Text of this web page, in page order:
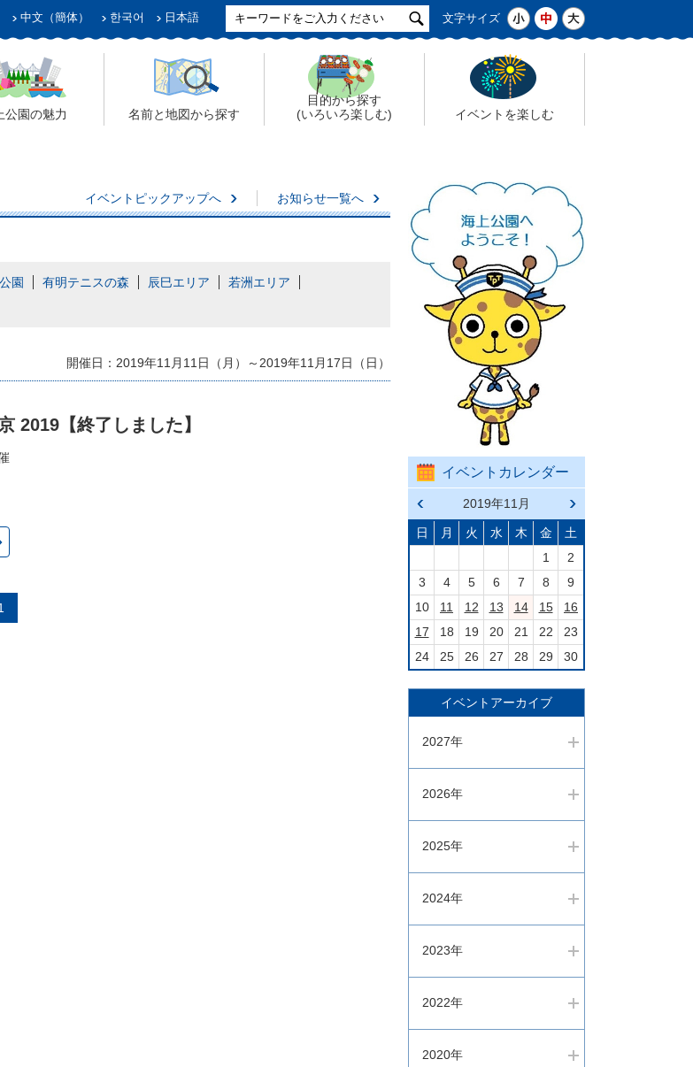
中文（簡体） 한국어 日本語 文字サイズ
公園の魅力 名前と地図から探す
目的から探す
(いろいろ楽しむ)
イベントを楽しむ
イベントピックアップへ お知らせ一覧へ
園 有明テニスの森 辰巳エリア
若洲エリア
開催日：2019年11月11日（月）～2019年11月17日（日）
2019【終了しました】
イベントカレンダー
前の
月へ
戻る
2019年11月
次の
月へ
進む
日 月 火 水 木 金
土
1
2
3
4 5 6 7 8
9
10
11 12 13 14 15
16
17
18 19 20 21 22
23
24
25 26 27 28 29 30
イベントアーカイブ
2027年
2026年
2025年
2024年
2023年
2022年
2020年